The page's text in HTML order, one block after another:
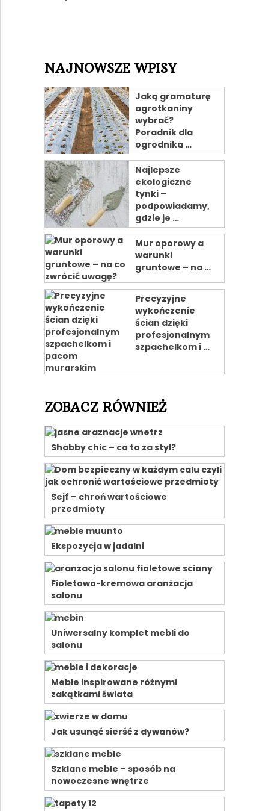
NAJNOWSZE WPISY
Jaką gramaturę
agrotkaniny
wybrać?
Poradnik dla
ogrodnika …
Najlepsze
ekologiczne
tynki –
podpowiadamy,
gdzie je …
Mur oporowy a
warunki
gruntowe – na …
Precyzyjne
wykończenie
ścian dzięki
profesjonalnym
szpachelkom i …
ZOBACZ RÓWNIEŻ
Shabby chic – co to za styl?
Sejf – chroń wartościowe
przedmioty
Ekspozycja w jadalni
Fioletowo-kremowa aranżacja
salonu
Uniwersalny komplet mebli do
salonu
Meble inspirowane różnymi
zakątkami świata
Jak usunąć sierść z dywanów?
Szklane meble – sposób na
nowoczesne wnętrze